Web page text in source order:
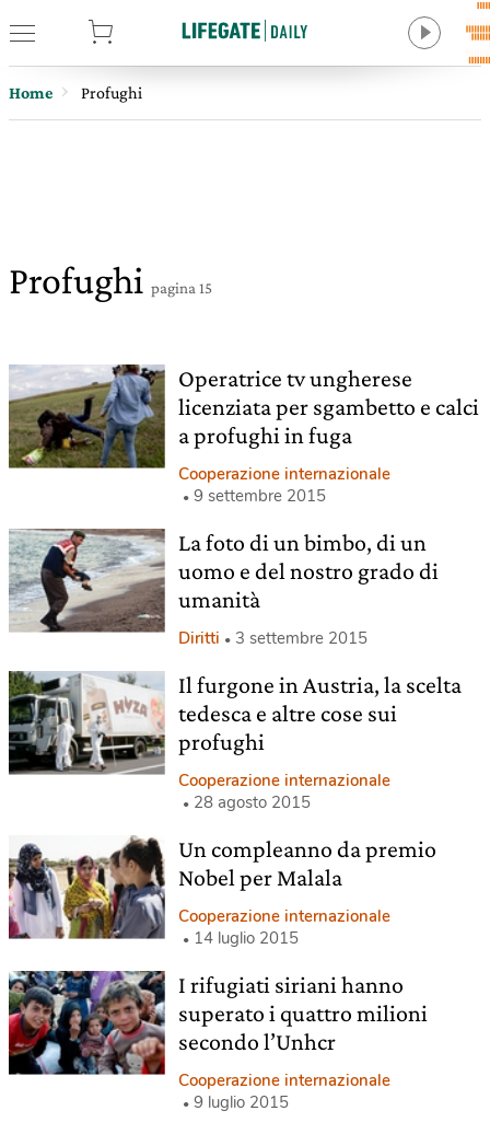
Home Profughi
Profughi pagina 15
Operatrice tv ungherese
licenziata per sgambetto e calci
a profughi in fuga
Cooperazione internazionale
9 settembre 2015
La foto di un bimbo, di un
uomo e del nostro grado di
umanità
Diritti 3 settembre 2015
Il furgone in Austria, la scelta
tedesca e altre cose sui
profughi
Cooperazione internazionale
28 agosto 2015
Un compleanno da premio
Nobel per Malala
Cooperazione internazionale
14 luglio 2015
I rifugiati siriani hanno
superato i quattro milioni
secondo l’Unhcr
Cooperazione internazionale
9 luglio 2015